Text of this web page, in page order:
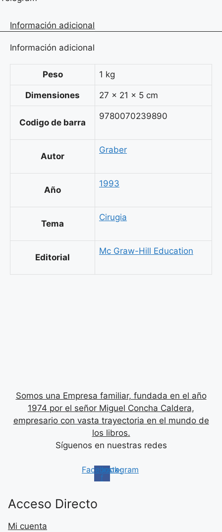
Información adicional
Información adicional
Peso 1 kg
Dimensiones 27 × 21 × 5 cm
Codigo de barra
9780070239890
Autor
Graber
Año
1993
Tema
Cirugia
Editorial
Mc Graw-Hill Education
Somos una Empresa familiar, fundada en el año
1974 por el señor Miguel Concha Caldera,
empresario con vasta trayectoria en el mundo de
los libros.
Síguenos en nuestras redes
Facebook-
f
Instagram
Acceso Directo
Mi cuenta